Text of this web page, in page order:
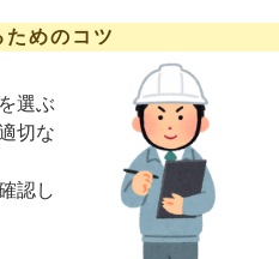
めのコツ
選ぶ
切な
認し